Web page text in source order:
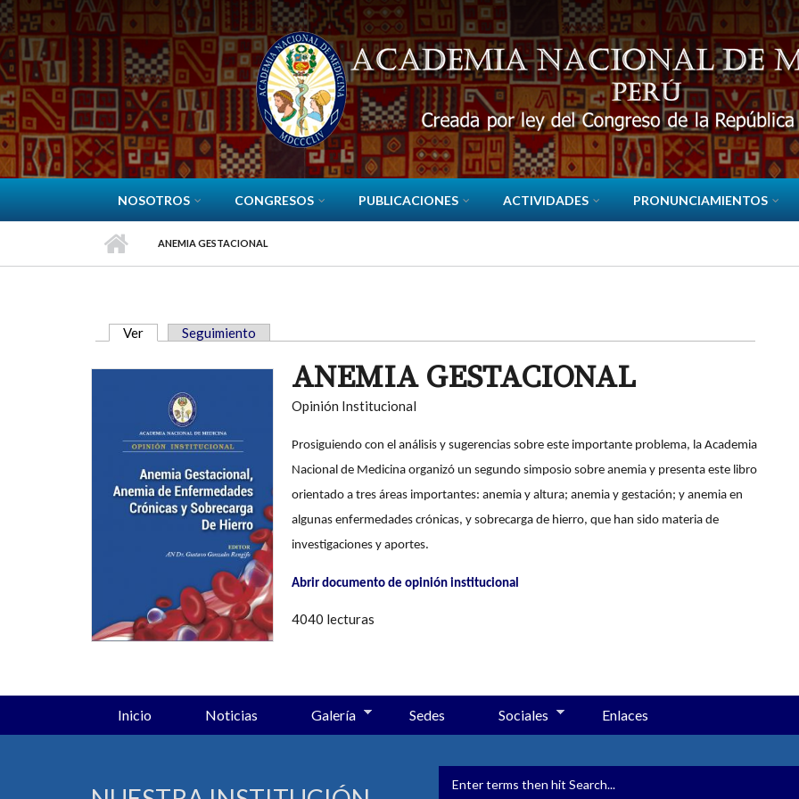
Pasar al contenido principal
NOSOTROS CONGRESOS PUBLICACIONES ACTIVIDADES PRONUNCIAMIENTOS
ANEMIA GESTACIONAL
SOLAPAS PRINCIPALES
Ver (solapa activa)
Seguimiento
ANEMIA GESTACIONAL
Opinión Institucional
Prosiguiendo con el análisis y sugerencias sobre este importante problema, la Academia
Nacional de Medicina organizó un segundo simposio sobre anemia y presenta este libro
orientado a tres áreas importantes: anemia y altura; anemia y gestación; y anemia en
algunas enfermedades crónicas, y sobrecarga de hierro, que han sido materia de
investigaciones y aportes.
Abrir documento de opinión institucional
4040 lecturas
Inicio Noticias Galería Sedes Sociales Enlaces